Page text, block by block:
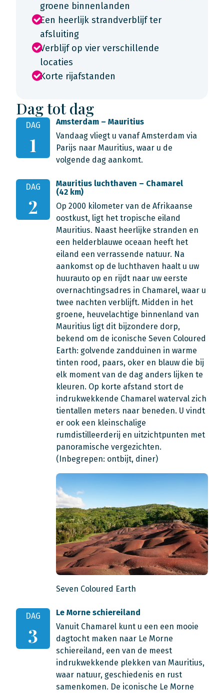
groene binnenlanden
Een heerlijk strandverblijf ter
afsluiting
Verblijf op vier verschillende
locaties
Korte rijafstanden
Dag tot dag
DAG
1
Amsterdam – Mauritius
Vandaag vliegt u vanaf Amsterdam via
Parijs naar Mauritius, waar u de
volgende dag aankomt.
DAG
2
Mauritius luchthaven – Chamarel
(42 km)
Op 2000 kilometer van de Afrikaanse
oostkust, ligt het tropische eiland
Mauritius. Naast heerlijke stranden en
een helderblauwe oceaan heeft het
eiland een verrassende natuur. Na
aankomst op de luchthaven haalt u uw
huurauto op en rijdt naar uw eerste
overnachtingsadres in Chamarel, waar u
twee nachten verblijft. Midden in het
groene, heuvelachtige binnenland van
Mauritius ligt dit bijzondere dorp,
bekend om de iconische Seven Coloured
Earth: golvende zandduinen in warme
tinten rood, paars, oker en blauw die bij
elk moment van de dag anders lijken te
kleuren. Op korte afstand stort de
indrukwekkende Chamarel waterval zich
tientallen meters naar beneden. U vindt
er ook een kleinschalige
rumdistilleerderij en uitzichtpunten met
panoramische vergezichten.
(Inbegrepen: ontbijt, diner)
Seven Coloured Earth
DAG
3
Le Morne schiereiland
Vanuit Chamarel kunt u een een mooie
dagtocht maken naar Le Morne
schiereiland, een van de meest
indrukwekkende plekken van Mauritius,
waar natuur, geschiedenis en rust
samenkomen. De iconische Le Morne